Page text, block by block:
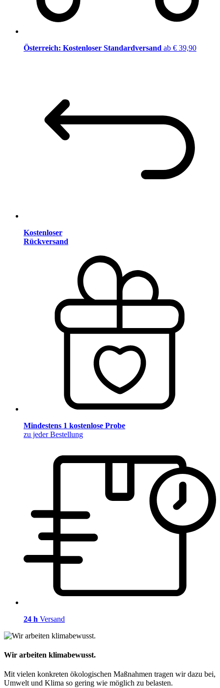
Österreich: Kostenloser Standardversand ab € 39,90
Kostenloser
Rückversand
Mindestens 1 kostenlose Probe
zu jeder Bestellung
24 h Versand
Wir arbeiten klimabewusst.
Mit vielen konkreten ökologischen Maßnahmen tragen wir dazu bei,
Umwelt und Klima so gering wie möglich zu belasten.